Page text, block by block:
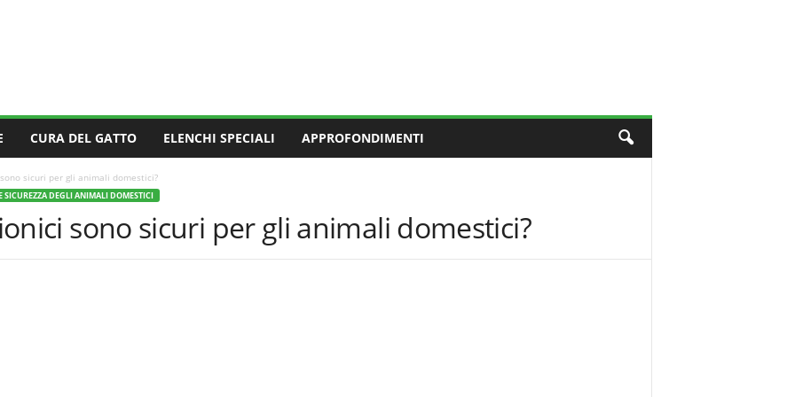
CURA DEL GATTO ELENCHI SPECIALI APPROFONDIMENTI
sicuri per gli animali domestici?
SICUREZZA DEGLI ANIMALI DOMESTICI
sono sicuri per gli animali domestici?